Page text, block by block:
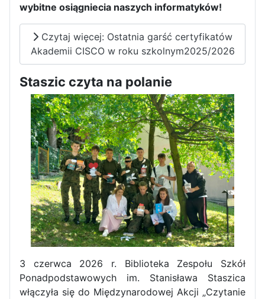
wybitne osiągniecia naszych informatyków!
Czytaj więcej: Ostatnia garść certyfikatów
Akademii CISCO w roku szkolnym2025/2026
Staszic czyta na polanie
3 czerwca 2026 r. Biblioteka Zespołu Szkół
Ponadpodstawowych im. Stanisława Staszica
włączyła się do Międzynarodowej Akcji „Czytanie